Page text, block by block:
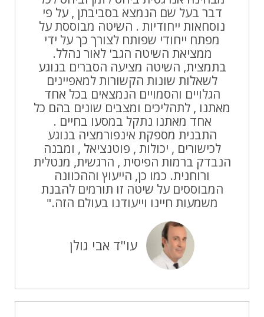
דבר בעל שם הנמצא בסביבתן , על פי
נוסחאות ייחודיות . השיטה מבוססת על
מפתח ייחודי שפותח לצורך כך על ידי
ממציאת השיטה הגב' לאור נהלל.
בתמצית, השיטה מציעה הסברים בנוגע
לשאלות שונות הקשורות למאפיינים
הגלויים והסמויים הנמצאים בכל אחד
מאתנו , לתהליכים ומצבים שונים בהם כל
אחד מאתנו נתקל במסעו בחיים .
התבנית מספקת אינפורמציה בנוגע
לכישורים , יכולות , פוטנציאל , ומבנה
הנבדק ברמות הפיסית , הרגשית, מנטלית
ורוחנית. כמו כן, הייעוץ וההכוונה
המבוססים על שיטה זו תורמים להבנת
משמעות חיינו וייעודנו בעולם הזה."
עו"ד אבי גולן